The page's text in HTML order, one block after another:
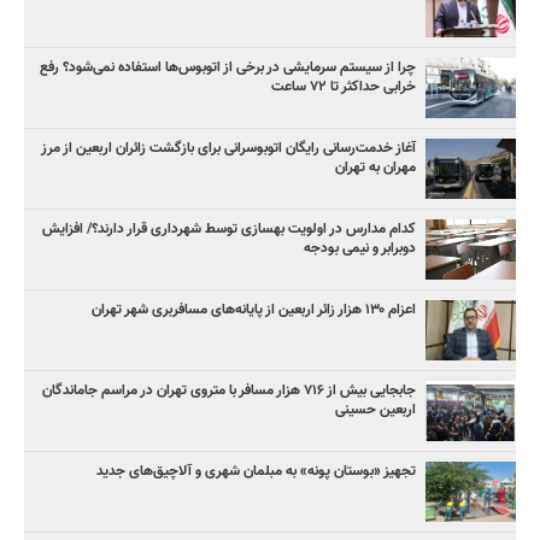
چرا از سیستم سرمایشی در برخی از اتوبوس‌ها استفاده نمی‌شود؟ رفع
خرابی حداکثر تا ۷۲ ساعت
آغاز خدمت‌رسانی رایگان اتوبوسرانی برای بازگشت زائران اربعین از مرز
مهران به تهران
کدام مدارس در اولویت بهسازی توسط شهرداری قرار دارند؟/ افزایش
دوبرابر و نیمی بودجه
اعزام ۱۳۰ هزار زائر اربعین از پایانه‌های مسافربری شهر تهران
جابجایی بیش از ۷۱۶ هزار مسافر با متروی تهران در مراسم جاماندگان
اربعین حسینی
تجهیز «بوستان پونه» به مبلمان شهری و آلاچیق‌های جدید